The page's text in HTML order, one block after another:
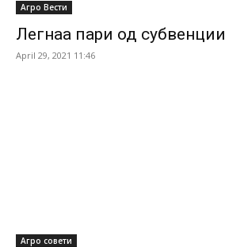
Агро Вести
Легнаа пари од субвенции
April 29, 2021 11:46
Агро совети